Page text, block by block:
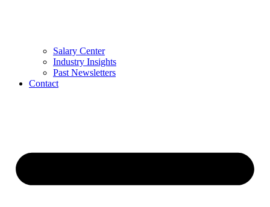
Salary Center
Industry Insights
Past Newsletters
Contact